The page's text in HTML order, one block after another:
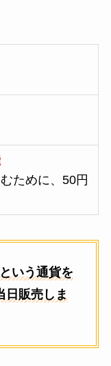
ために、50円
いう通貨を
日販売しま